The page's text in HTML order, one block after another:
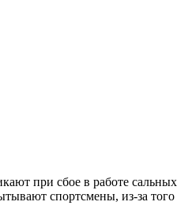
при сбое в работе сальных
спортсмены, из-за того